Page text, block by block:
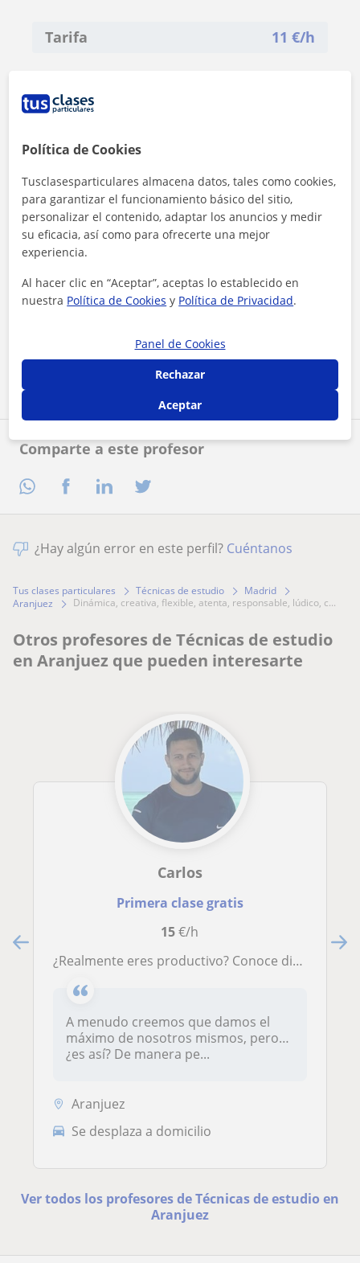
Comparte a este profesor
Tarifa 11 €/h
Contactar ahora
¿Hay algún error en este perfil? Cuéntanos
Tus clases particulares Técnicas de estudio
Madrid
Aranjuez
dinámica, creativa, flexible, atenta, responsable, lúdico, c...
Otros profesores de Técnicas de estudio
en Aranjuez que pueden interesarte
Carlos
Primera clase gratis
15€/h
¿Realmente eres productivo? Conoce distintas técnicas de trabajo y saca el máximo a tu estudio
A menudo creemos que damos el
máximo de nosotros mismos, pero…
¿es así? De manera pe...
Aranjuez
Se desplaza a domicilio
Ver todos los profesores de Técnicas de estudio en
Aranjuez
Política de Cookies
Tusclasesparticulares almacena datos, tales como cookies,
para garantizar el funcionamiento básico del sitio,
personalizar el contenido, adaptar los anuncios y medir
su eficacia, así como para ofrecerte una mejor
experiencia.
Al hacer clic en “Aceptar”, aceptas lo establecido en
nuestra Política de Cookies y Política de Privacidad.
Panel de Cookies
Rechazar
Aceptar